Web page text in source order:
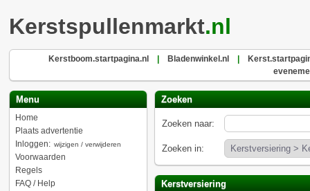
Kerstspullenmarkt.nl
Kerstboom.startpagina.nl Bladenwinkel.nl
Menu
Home
Plaats advertentie
Inloggen: wijzigen / verwijderen
Voorwaarden
Regels
FAQ / Help
Zoeken
Zoeken naar:
Zoeken in:
Kerstversiering